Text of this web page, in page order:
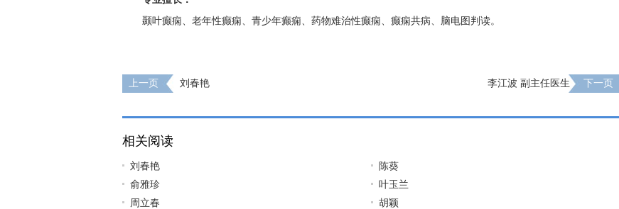
颞叶癫痫、老年性癫痫、青少年癫痫、药物难治性癫痫、癫痫共病、脑电图判读。
上一页 刘春艳 李江波 副主任医生 下一页
相关阅读
刘春艳
陈葵
俞雅珍
叶玉兰
周立春
胡颖